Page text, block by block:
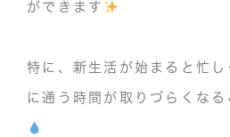
ができます
特に、新生活が始まると忙
に通う時間が取りづらくな